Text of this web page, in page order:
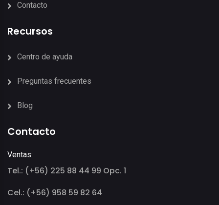
Contacto
Recursos
Centro de ayuda
Preguntas frecuentes
Blog
Contacto
Ventas:
Tel.: (+56) 225 88 44 99 Opc. 1
Cel.: (+56) 958 59 82 64